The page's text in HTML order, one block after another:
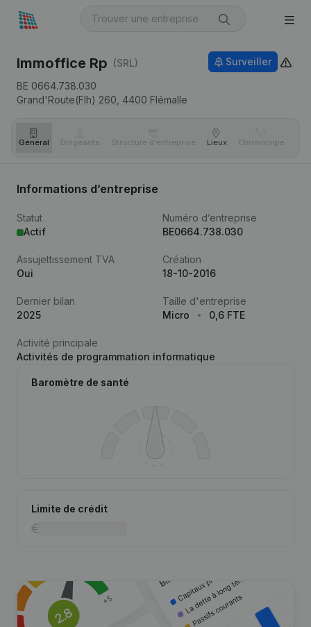
Immoffice Rp (SRL)
BE 0664.738.030
Grand'Route(Flh) 260, 4400 Flémalle
Surveiller
Général Dirigeants Structure d'entreprise Lieux Chronologie
Informations d’entreprise
Statut
Actif
Numéro d’entreprise
BE0664.738.030
Assujettissement TVA
Oui
Création
18-10-2016
Dernier bilan
2025
Taille d'entreprise
Micro
0,6 FTE
Activité principale
Activités de programmation informatique
Baromètre de santé
Limite de crédit